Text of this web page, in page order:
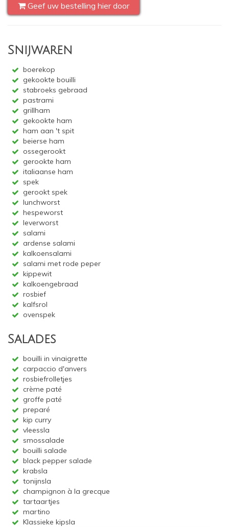
Geef uw bestelling hier door
Snijwaren
boerekop
gekookte bouilli
stabroeks gebraad
pastrami
grillham
gekookte ham
ham aan 't spit
beierse ham
ossegerookt
gerookte ham
italiaanse ham
spek
gerookt spek
lunchworst
hespeworst
leverworst
salami
ardense salami
kalkoensalami
salami met rode peper
kippewit
kalkoengebraad
rosbief
kalfsrol
ovenspek
Salades
bouilli in vinaigrette
carpaccio d'anvers
rosbiefrolletjes
crème paté
groffe paté
preparé
kip curry
vleessla
smossalade
bouilli salade
black pepper salade
krabsla
tonijnsla
champignon à la grecque
tartaartjes
martino
Klassieke kipsla